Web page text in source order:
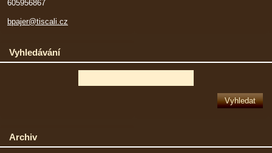
605956867
bpajer@tiscali.cz
Vyhledávání
Archiv